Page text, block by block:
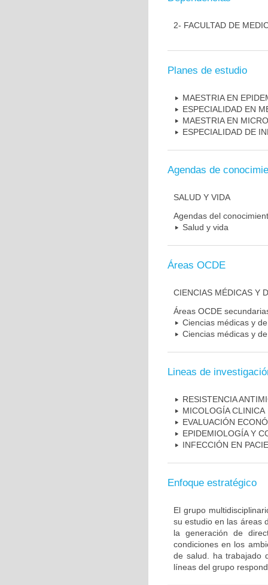
2- FACULTAD DE
Planes de estudio
MAESTRIA EN
ESPECIALIDAD EN
MAESTRIA EN
ESPECIALIDAD DE
Agendas de
SALUD Y VIDA
Agendas del
Salud y vida
Áreas OCDE
CIENCIAS MÉDICAS Y
Áreas OCDE
Ciencias médicas y
Ciencias médicas y
Lineas de
RESISTENCIA
MICOLOGÍA CLINICA
EVALUACIÓN
EPIDEMIOLOGÍA Y
INFECCIÓN EN
Enfoque estratégico
El grupo
su estudio en las áreas
la generación de
condiciones en los
de salud. ha trabajado
líneas del grupo